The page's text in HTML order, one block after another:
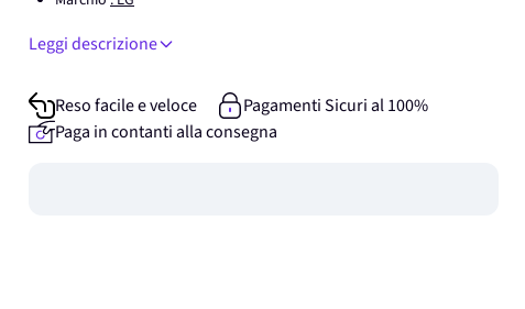
Leggi descrizione
Reso facile e veloce
Pagamenti Sicuri al 100%
Paga in contanti alla consegna